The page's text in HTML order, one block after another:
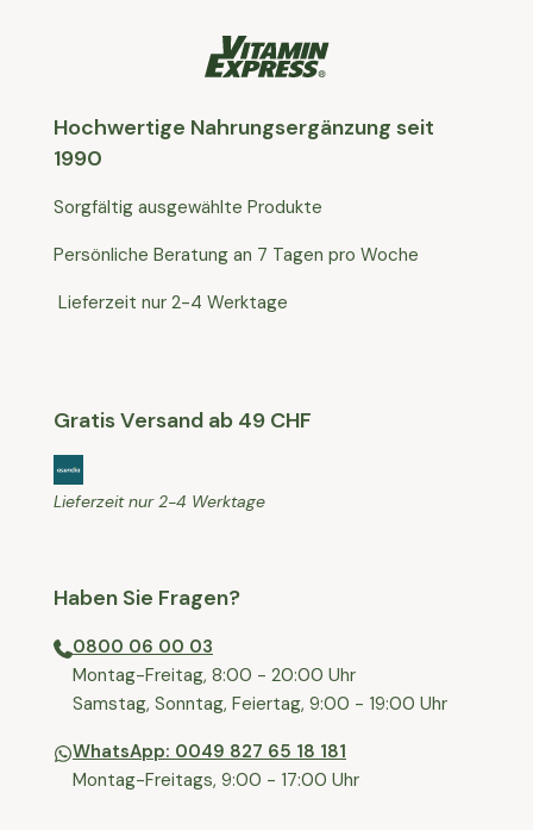
Hochwertige Nahrungsergänzung seit
1990
Sorgfältig ausgewählte Produkte
Persönliche Beratung an 7 Tagen pro Woche
Lieferzeit nur 2-4 Werktage
Gratis Versand ab 49 CHF
Lieferzeit nur 2-4 Werktage
Haben Sie Fragen?
0800 06 00 03
⁠Montag-Freitag, 8:00 - 20:00 Uhr
⁠Samstag, Sonntag, Feiertag, 9:00 - 19:00 Uhr
WhatsApp: 0049 827 65 18 181
Montag-Freitags, 9:00 - 17:00 Uhr